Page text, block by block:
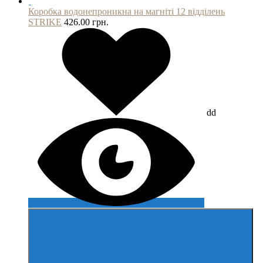
Коробка водонепроникна на магніті 12 відділень
STRIKE 426.00 грн.
dd